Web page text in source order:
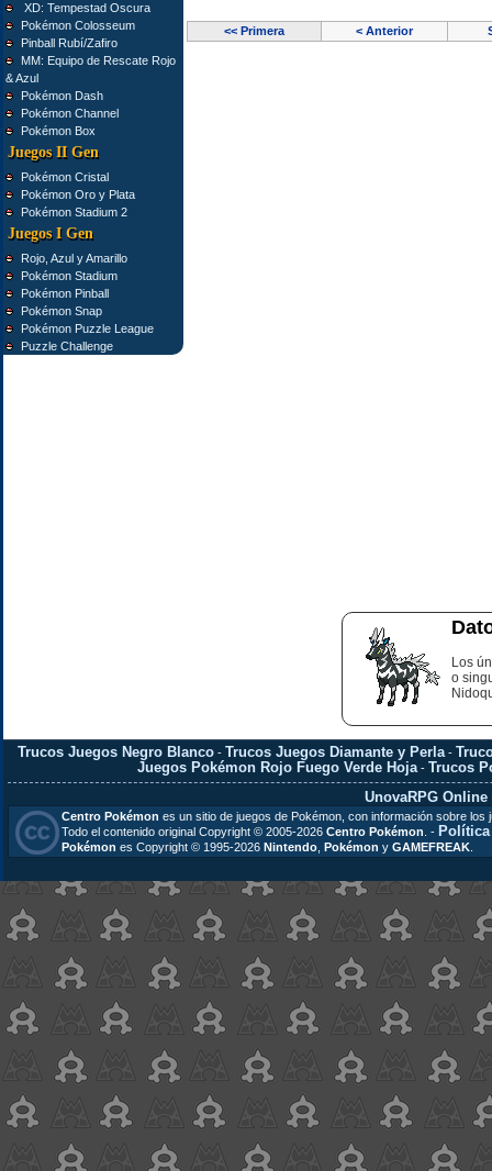
XD: Tempestad Oscura
Pokémon Colosseum
Pinball Rubí/Zafiro
MM: Equipo de Rescate Rojo
& Azul
Pokémon Dash
Pokémon Channel
Pokémon Box
Juegos II Gen
Pokémon Cristal
Pokémon Oro y Plata
Pokémon Stadium 2
Juegos I Gen
Rojo, Azul y Amarillo
Pokémon Stadium
Pokémon Pinball
Pokémon Snap
Pokémon Puzzle League
Puzzle Challenge
<< Primera < Anterior
Los
o
Trucos Juegos Negro Blanco- Trucos Juegos Diamante y Perla-
Juegos Pokémon Rojo Fuego Verde Hoja -Trucos
UnovaRPG Online
Centro Pokémon es un sitio de juegos de Pokémon, con información sobre
Todo el contenido original Copyright © 2005-2026 Centro Pokémon . -
Pokémon es Copyright © 1995-2026 Nintendo Pokémon y GAMEFREAK